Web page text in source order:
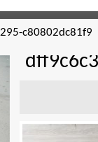
c80802dc81f9